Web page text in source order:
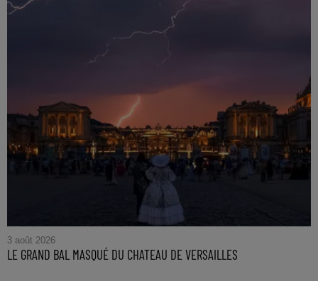
3 août 2026
LE GRAND BAL MASQUÉ DU CHATEAU DE VERSAILLES